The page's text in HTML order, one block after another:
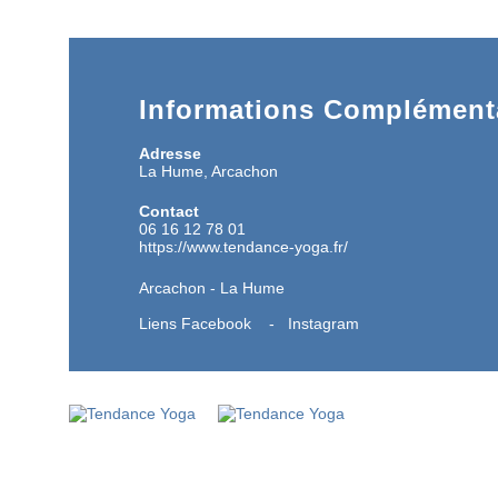
Informations
Adresse
La Hume, Arcachon
Contact
06 16 12 78 01
https://www.tendance-yoga.fr/
Arcachon - La Hume
Liens Facebook - Instagram